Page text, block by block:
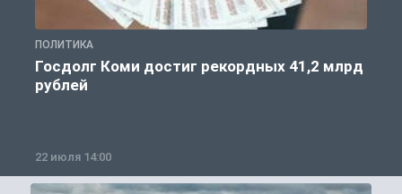
ПОЛИТИКА
Госдолг Коми достиг рекордных 41,2 млрд
рублей
22 июля 14:00